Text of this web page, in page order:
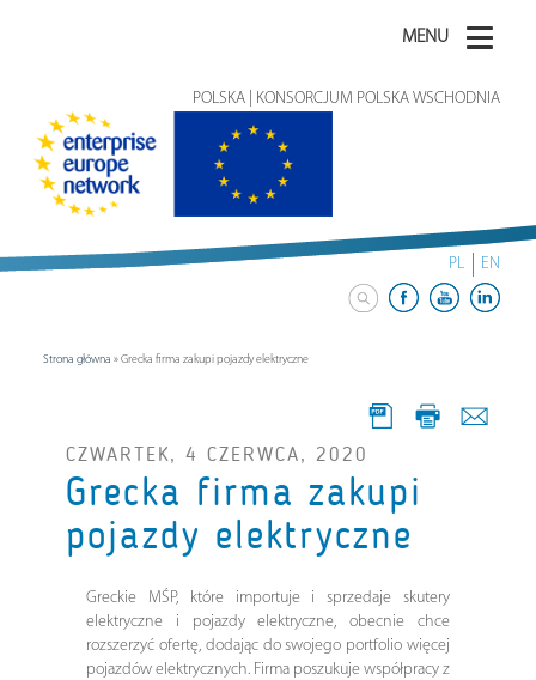
MENU
POLSKA | KONSORCJUM POLSKA WSCHODNIA
PL EN
Strona główna »Grecka firma zakupi pojazdy elektryczne
CZWARTEK, 4 CZERWCA, 2020
Grecka firma zakupi
pojazdy elektryczne
Greckie MŚP, które importuje i sprzedaje skutery
elektryczne i pojazdy elektryczne, obecnie chce
rozszerzyć ofertę, dodając do swojego portfolio więcej
pojazdów elektrycznych. Firma poszukuje współpracy z